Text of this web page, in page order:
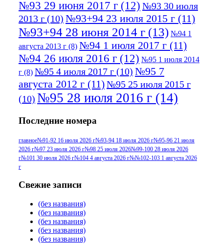
№93 29 июня 2017 г (12) №93 30 июля
2013 г (10) №93+94 23 июля 2015 г (11)
№93+94 28 июня 2014 г (13) №94 1
августа 2013 г (8) №94 1 июля 2017 г (11)
№94 26 июля 2016 г (12) №95 1 июля 2014
г (8) №95 4 июля 2017 г (10) №95 7
августа 2012 г (11)№95 25 июля 2015 г
(10) №95 28 июля 2016 г (14)
июля 2017 г(11)№96 9 августа 2012
г(13) №96 28 июля 2015 г(9) №96+97 3
июля 2014 г(10)№96+97 30 июля
2016 г
июля 2017 г
2012 г
№97 30 июля 2015 г
(15)№98 1 августа 2015 г
августа 2016 г(10)
№98 8 августа 2013 г
Последние номера
главное№91-92 16 июля 2026 г№93-94 18 июля 2026 г№95-96 21 июля
2026 г№97 23 июля 2026 г№98 25 июля 2026№99-100 28 июля 2026
г№101 30 июля 2026 г№104 4 августа 2026 г№№102-103 1 августа 2026
г
Свежие записи
(без названия)
(без названия)
(без названия)
(без названия)
(без названия)